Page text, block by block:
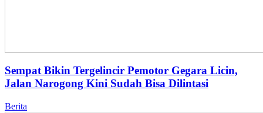
Sempat Bikin Tergelincir Pemotor Gegara Licin,
Jalan Narogong Kini Sudah Bisa Dilintasi
Berita